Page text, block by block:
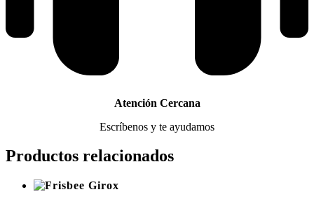
Atención Cercana
Escríbenos y te ayudamos
Productos relacionados